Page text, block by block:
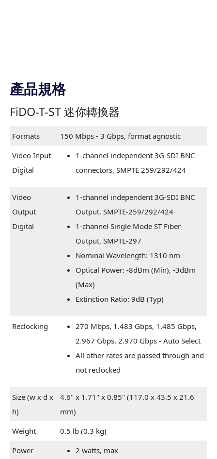
產品規格
FiDO-T-ST 迷你轉換器
Formats
150 Mbps - 3 Gbps, format agnostic
Video Input
Digital
1-channel independent 3G-SDI BNC
connectors, SMPTE 259/292/424
Video
Output
Digital
1-channel independent 3G-SDI BNC
Output, SMPTE-259/292/424
1-channel Single Mode ST Fiber
Output, SMPTE-297
Nominal Wavelength: 1310 nm
Optical Power: -8dBm (Min), -3dBm
(Max)
Extinction Ratio: 9dB (Typ)
Reclocking
270 Mbps, 1.483 Gbps, 1.485 Gbps,
2.967 Gbps, 2.970 Gbps - Auto Select
All other rates are passed through and
not reclocked
Size (w x d x
h)
4.6" x 1.71" x 0.85" (117.0 x 43.5 x 21.6
mm)
Weight
0.5 lb (0.3 kg)
Power
2 watts, max